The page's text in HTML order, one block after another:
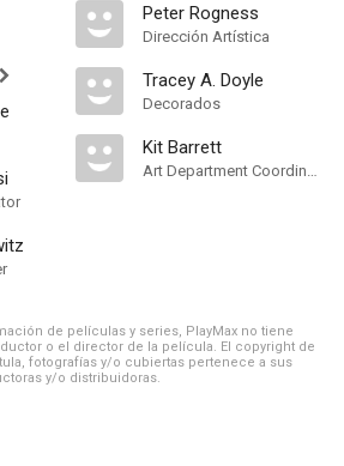
Peter Rogness
Dirección Artística
Tracey A. Doyle
Decorados
Kit Barrett
Art Department Coordinator
de películas y series, PlayMax no tiene
o el director de la película. El copyright de
fotografías y/o cubiertas pertenece a sus
y/o distribuidoras.